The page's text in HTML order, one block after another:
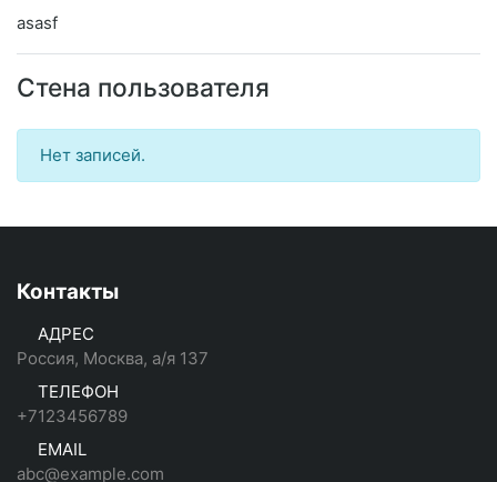
asasf
Стена пользователя
Нет записей.
Контакты
АДРЕС
Россия, Москва, а/я 137
ТЕЛЕФОН
+7123456789
EMAIL
abc@example.com